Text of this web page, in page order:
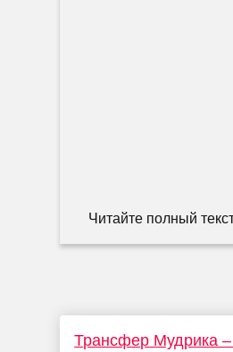
Читайте полный
Трансфер Мудрика